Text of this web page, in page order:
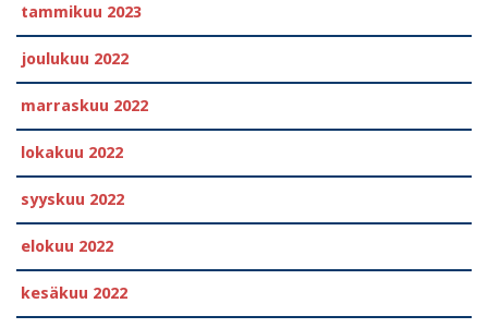
tammikuu 2023
joulukuu 2022
marraskuu 2022
lokakuu 2022
syyskuu 2022
elokuu 2022
kesäkuu 2022